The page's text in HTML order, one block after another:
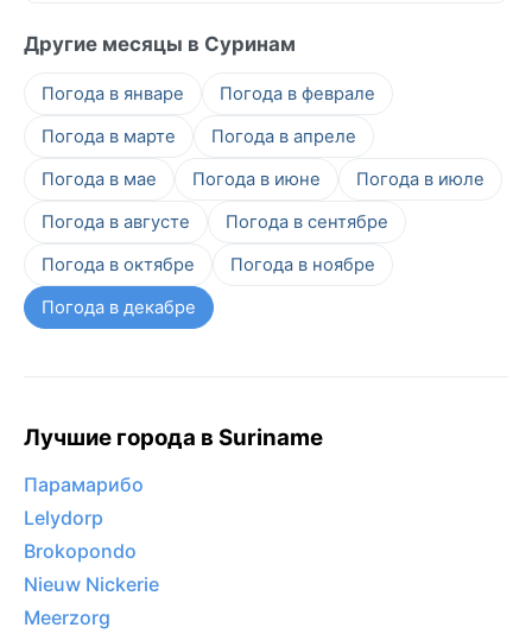
Другие месяцы в Суринам
Погода в январе
Погода в феврале
Погода в марте
Погода в апреле
Погода в мае
Погода в июне
Погода в июле
Погода в августе
Погода в сентябре
Погода в октябре
Погода в ноябре
Погода в декабре
Лучшие города в Suriname
Парамарибо
Lelydorp
Brokopondo
Nieuw Nickerie
Meerzorg